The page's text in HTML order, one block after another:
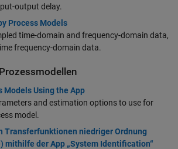
output delay.
Process Models
time-domain and frequency-domain data,
frequency-domain data.
Models Using the App
and estimation options to use for
model.
Transferfunktionen niedriger Ordnung
mithilfe der App „System Identification“